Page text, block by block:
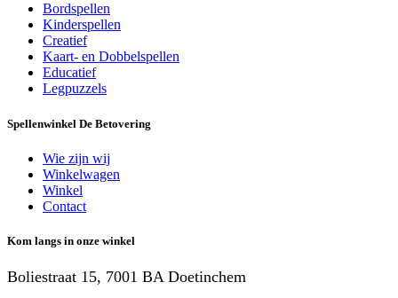
Bordspellen
Kinderspellen
Creatief
Kaart- en Dobbelspellen
Educatief
Legpuzzels
Spellenwinkel De Betover​ing
Wie zijn wij
Winkelwagen
Winkel
Contact
Kom langs in onze winkel
Boliestraat 15, 7001 BA Doetinchem